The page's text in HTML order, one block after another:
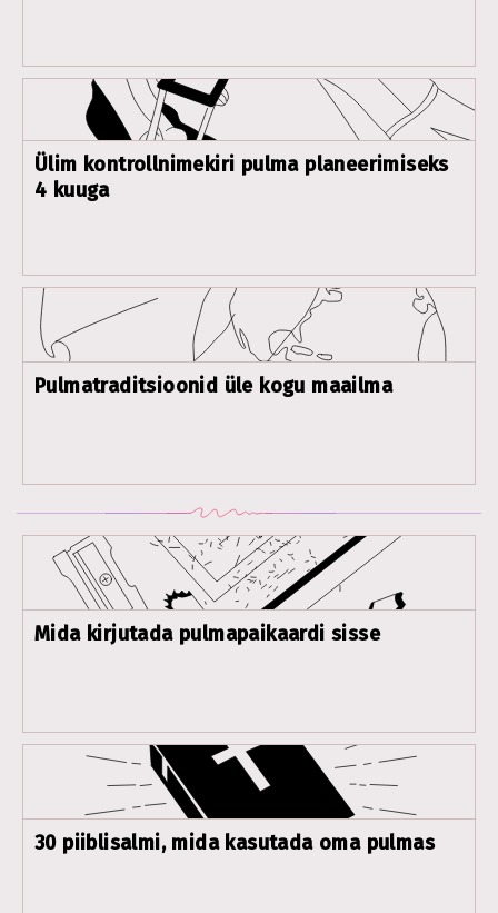
Ülim kontrollnimekiri pulma planeerimiseks
4 kuuga
Pulmatraditsioonid üle kogu maailma
Mida kirjutada pulmapaikaardi sisse
30 piiblisalmi, mida kasutada oma pulmas